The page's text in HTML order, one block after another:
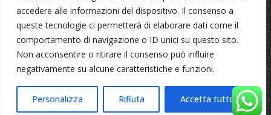
accedere alle informazioni del dispositivo. Il consenso a
queste tecnologie ci permetterà di elaborare dati come il
comportamento di navigazione o ID unici su questo sito.
Non acconsentire o ritirare il consenso può influire
negativamente su alcune caratteristiche e funzioni.
Personalizza Rifiuta Accetta tutto
070/721841
Via Cagliari 129, 09012 Capoterra (Ca)
© 2023 L'Autoscuola • Partita IVA: 04046040921 •Privacy
Cookie Policy